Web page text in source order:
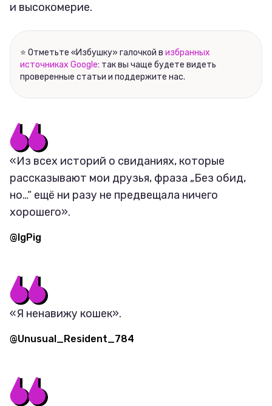
и высокомерие.
⭐ Отметьте «Избушку» галочкой в избранных
источниках Google: так вы чаще будете видеть
проверенные статьи и поддержите нас.
«Из всех историй о свиданиях, которые
рассказывают мои друзья, фраза „Без обид,
но…“ ещё ни разу не предвещала ничего
хорошего».
@IgPig
«Я ненавижу кошек».
@Unusual_Resident_784